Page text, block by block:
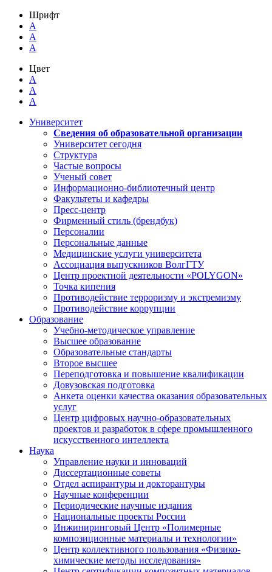
Шрифт
A
A
A
Цвет
A
A
A
Университет
Сведения об образовательной организации
Университет сегодня
Структура
Частые вопросы
Ученый совет
Информационно-библиотечный центр
Факультеты и кафедры
Пресс-центр
Фирменный стиль (брендбук)
Персоналии
Персональные данные
Медицинские услуги университета
Ассоциация выпускников ВолгГТУ
Центр проектной деятельности «POLYGON»
Точка кипения
Противодействие терроризму и экстремизму
Противодействие коррупции
Образование
Учебно-методическое управление
Высшее образование
Образовательные стандарты
Второе высшее
Переподготовка и повышение квалификации
Довузовская подготовка
Анкета оценки качества оказания образовательных
услуг
Центр цифровых научно-образовательных
проектов и разработок в сфере промышленного
искусственного интеллекта
Наука
Управление науки и инноваций
Диссертационные советы
Отдел аспирантуры и докторантуры
Научные конференции
Периодические научные издания
Национальные проекты России
Инжиниринговый Центр «Полимерные
композиционные материалы и технологии»
Центр коллективного пользования «Физико-
химические методы исследования»